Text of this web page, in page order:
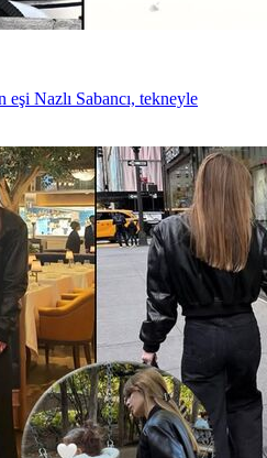
eşi Nazlı Sabancı, tekneyle